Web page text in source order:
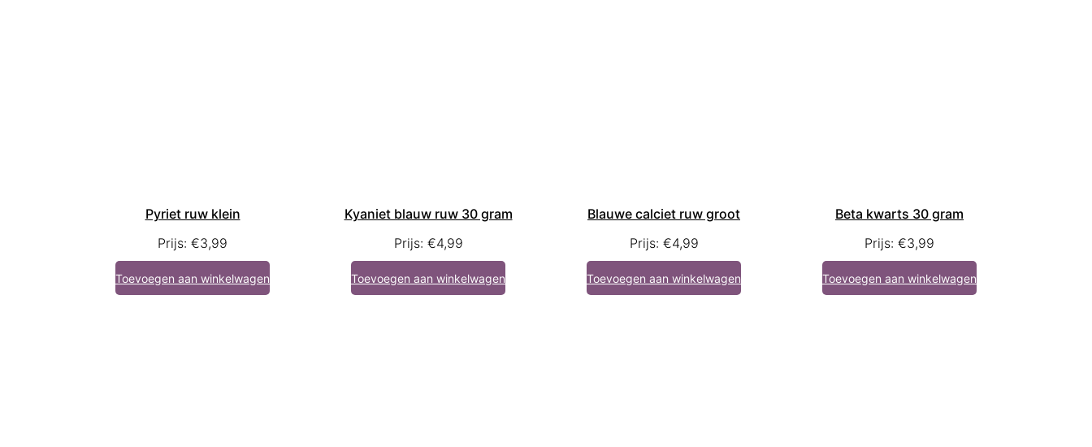
Pyriet ruw klein
Prijs: €3,99
Toevoegen aan winkelwagen
Kyaniet blauw ruw 30 gram
Prijs: €4,99
Toevoegen aan winkelwagen
Blauwe calciet ruw groot
Prijs: €4,99
Toevoegen aan winkelwagen
Beta kwarts 30 gram
Prijs: €3,99
Toevoegen aan winkelwagen